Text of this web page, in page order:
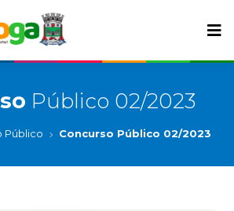
Público 02/2023
Público Concurso Público 02/2023